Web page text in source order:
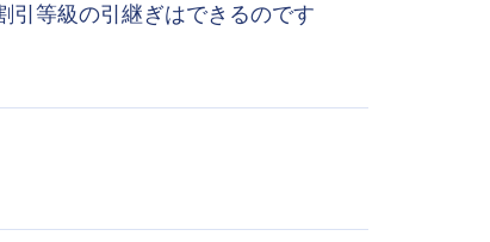
引等級の引継ぎはできるのです